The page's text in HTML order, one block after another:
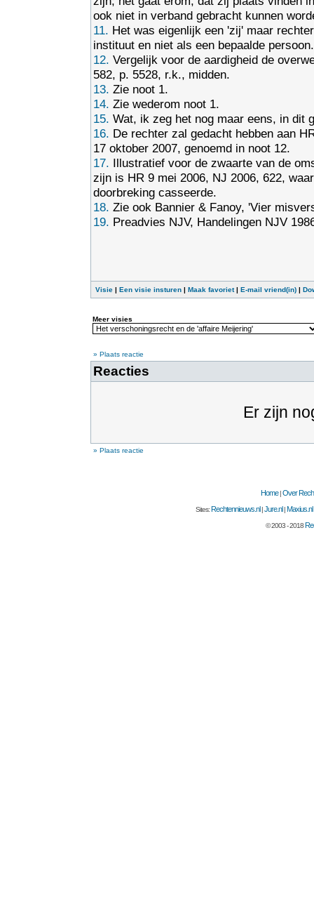
ook niet in verband gebracht kunnen
11. Het was eigenlijk een 'zij' maar
instituut en niet als een bepaalde persoon.
12. Vergelijk voor de aardigheid de
582, p. 5528, r.k., midden.
13. Zie noot 1.
14. Zie wederom noot 1.
15. Wat, ik zeg het nog maar eens, in dit
16. De rechter zal gedacht hebben aan
17 oktober 2007, genoemd in noot 12.
17. Illustratief voor de zwaarte van de
zijn is HR 9 mei 2006, NJ 2006, 622,
doorbreking casseerde.
18. Zie ook Bannier & Fanoy, 'Vier
19. Preadvies NJV, Handelingen NJV
Visie | Een visie insturen | Maak favoriet| E-mail vriend(in) |
Meer visies
» Plaats reactie
Reacties
Er zijn
» Plaats reactie
Home|Over
Sites:Rechtennieuws.nl |Jure.nl |Maxius.nl
© 2003 - 2018